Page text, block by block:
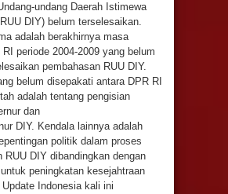
undang Daerah Istimewa
DIY) belum terselesaikan.
adalah berakhirnya masa
periode 2004-2009 yang belum
pembahasan RUU DIY.
belum disepakati antara DPR RI
adalah tentang pengisian
dan
DIY. Kendala lainnya adalah
politik dalam proses
RUU DIY dibandingkan dengan
peningkatan kesejahtraan
Indonesia kali ini